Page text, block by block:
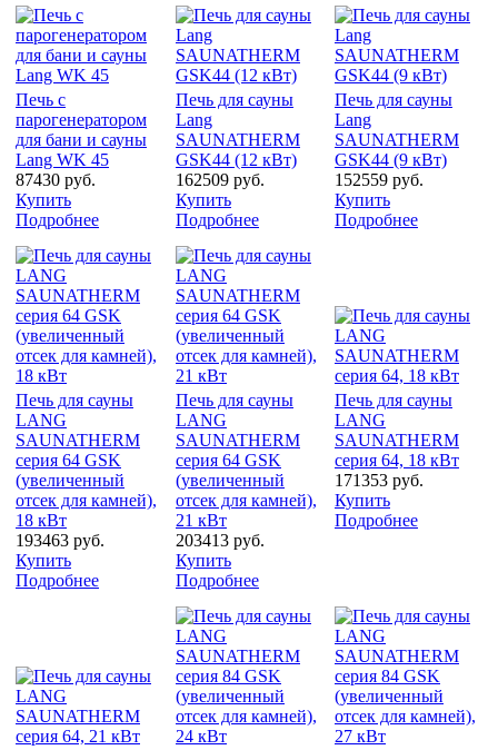
Печь с
парогенератором
для бани и сауны
Lang WK 45
87430 руб.
Купить
Подробнее
Печь для сауны
Lang
SAUNATHERM
GSK44 (12 кВт)
162509 руб.
Купить
Подробнее
Печь для сауны
Lang
SAUNATHERM
GSK44 (9 кВт)
152559 руб.
Купить
Подробнее
Печь для сауны
LANG
SAUNATHERM
серия 64 GSK
(увеличенный
отсек для камней),
18 кВт
193463 руб.
Купить
Подробнее
Печь для сауны
LANG
SAUNATHERM
серия 64 GSK
(увеличенный
отсек для камней),
21 кВт
203413 руб.
Купить
Подробнее
Печь для сауны
LANG
SAUNATHERM
серия 64, 18 кВт
171353 руб.
Купить
Подробнее